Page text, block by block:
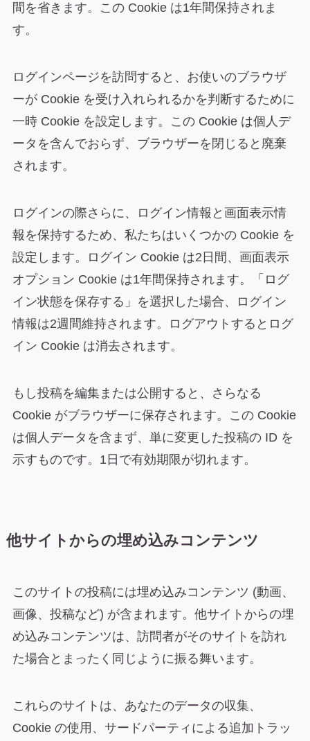
間を省きます。この Cookie は1年間保持されま
す。
ログインページを訪問すると、お使いのブラウザ
ーが Cookie を受け入れられるかを判断するために
一時 Cookie を設定します。この Cookie は個人デ
ータを含んでおらず、ブラウザーを閉じると廃棄
されます。
ログインの際さらに、ログイン情報と画面表示情
報を保持するため、私たちはいくつかの Cookie を
設定します。ログイン Cookie は2日間、画面表示
オプション Cookie は1年間保持されます。「ログ
イン状態を保存する」を選択した場合、ログイン
情報は2週間維持されます。ログアウトするとログ
イン Cookie は消去されます。
もし投稿を編集または公開すると、さらなる
Cookie がブラウザーに保存されます。この Cookie
は個人データを含まず、単に変更した投稿の ID を
示すものです。1日で有効期限が切れます。
他サイトからの埋め込みコンテンツ
このサイトの投稿には埋め込みコンテンツ (動画、
画像、投稿など) が含まれます。他サイトからの埋
め込みコンテンツは、訪問者がそのサイトを訪れ
た場合とまったく同じように振る舞います。
これらのサイトは、あなたのデータの収集、
Cookie の使用、サードパーティによる追加トラッ